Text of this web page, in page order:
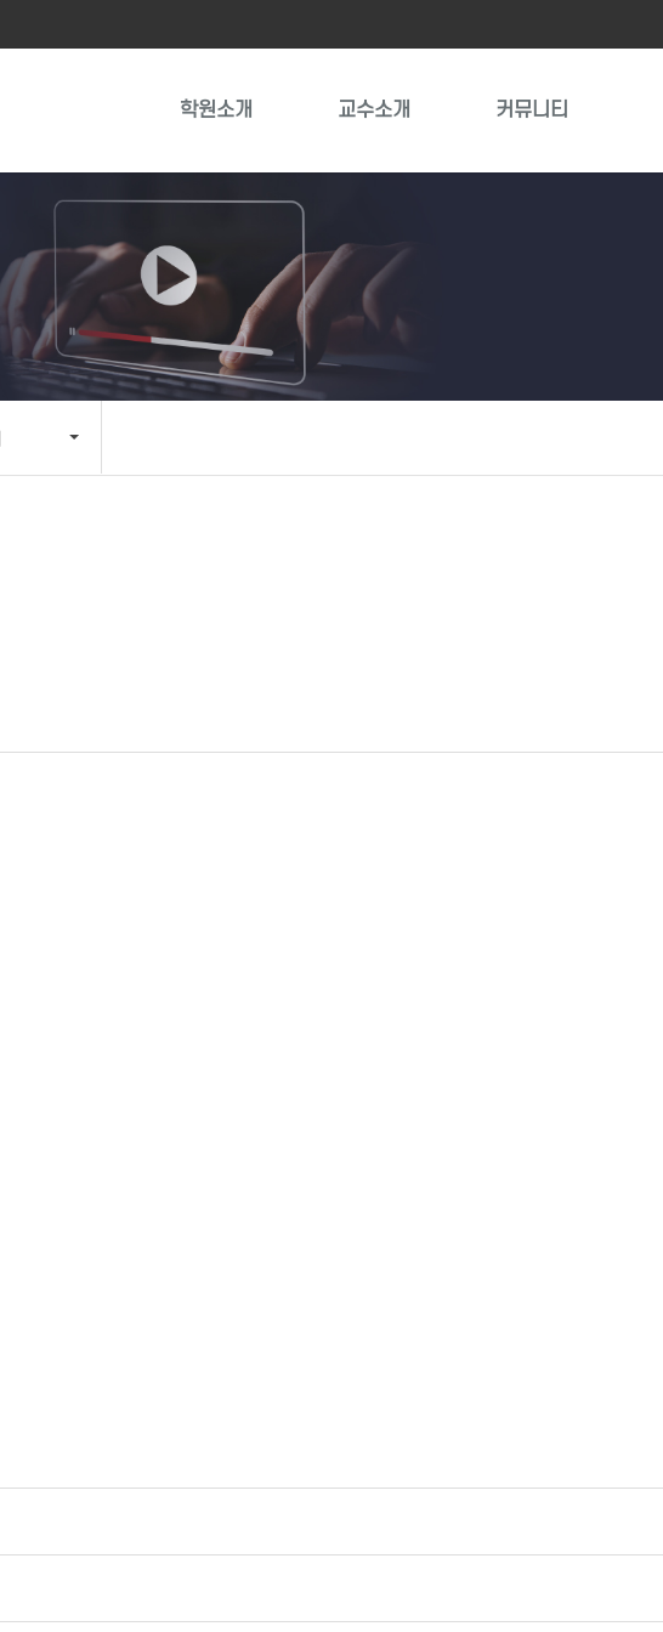
학원소개 교수소개 커뮤니티